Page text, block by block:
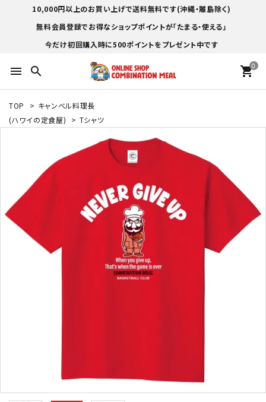
10,000円以上のお買い上げで送料無料です(沖縄・離島除く)
無料会員登録でお得なショップポイントが「たまる・使える」
今だけ初回購入時に500ポイントをプレゼント中です
menu search 0
shopping_cart
TOP > キャンベル料理長
(ハワイの定食屋)
> Tシャツ